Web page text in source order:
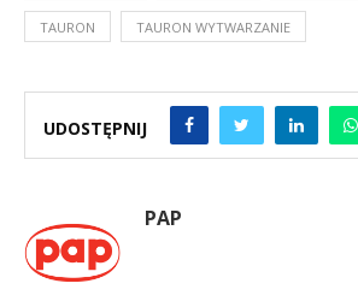
TAURON TAURON WYTWARZANIE
UDOSTĘPNIJ
PAP